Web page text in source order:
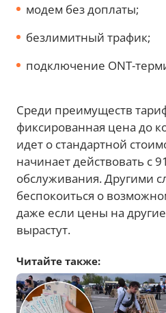
модем без доплаты;
безлимитный трафик;
подключение ONT-
Среди преимуществ
фиксированная цена до
идет о стандартной
начинает действовать с
обслуживания. Другими
беспокоиться о
даже если цены на
вырастут.
Читайте также: